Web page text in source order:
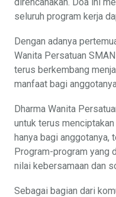
seluruh program kerja
Dengan adanya
Wanita Persatuan
terus berkembang
manfaat bagi
Dharma Wanita
untuk terus
hanya bagi anggotanya,
Program-program yang
nilai kebersamaan dan
Sebagai bagian dari